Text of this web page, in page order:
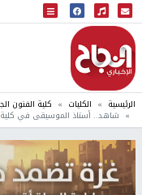
البث المباشر
إذاعة النجاح
الرئيسية الكليات كلية الفنون
شاهد.. أستاذ الموسيقى في